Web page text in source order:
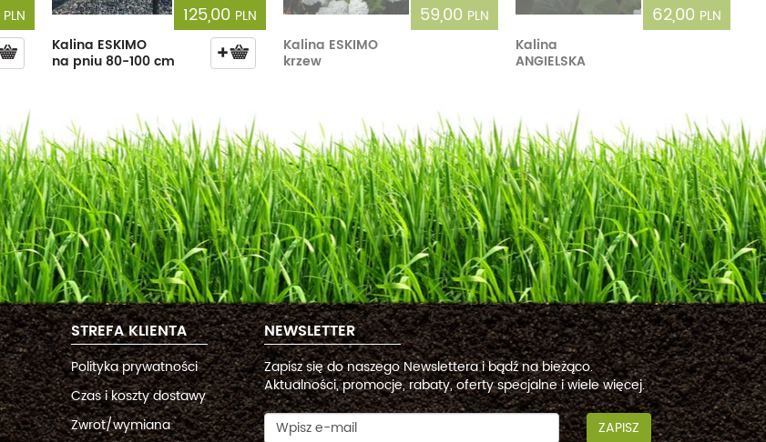
PLN
125,00 PLN
Kalina ESKIMO
na pniu 80-100 cm
59,00 PLN
Kalina ESKIMO
krzew
62,00 PLN
Kalina
ANGIELSKA
STREFA KLIENTA
Polityka prywatności
Czas i koszty dostawy
Zwrot/wymiana
NEWSLETTER
Zapisz się do naszego Newslettera i bądź na bieżąco.
Aktualności, promocje, rabaty, oferty specjalne i wiele więcej.
ZAPISZ